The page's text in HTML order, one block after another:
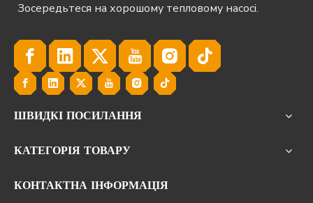
Зосередьтеся на хорошому тепловому насосі.
ШВИДКІ ПОСИЛАННЯ
КАТЕГОРІЯ ТОВАРУ
КОНТАКТНА ІНФОРМАЦІЯ